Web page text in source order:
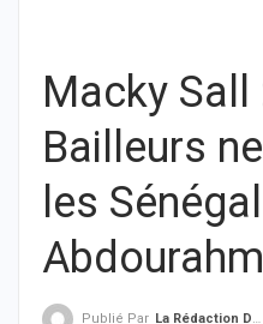
Macky Sall
Bailleurs
les
Publié Par La Rédaction De THIEYSENEGAL.com